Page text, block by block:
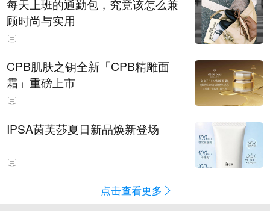
每天上班的通勤包，究竟该怎么兼
顾时尚与实用
CPB肌肤之钥全新「CPB精雕面
霜」重磅上市
IPSA茵芙莎夏日新品焕新登场
点击查看更多